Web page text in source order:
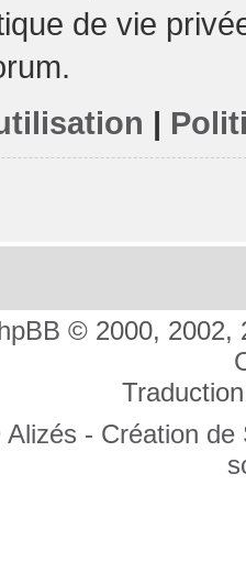
de vie
|
© 2000, 2002,
Alizés - Création